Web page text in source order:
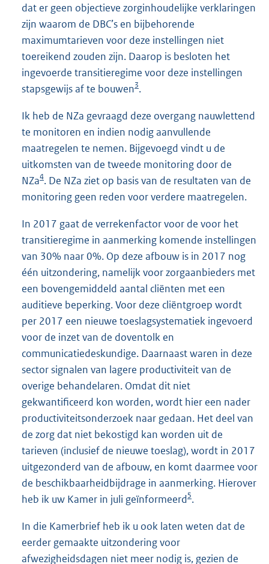
dat er geen objectieve zorginhoudelijke verklaringen
zijn waarom de DBC’s en bijbehorende
maximumtarieven voor deze instellingen niet
toereikend zouden zijn. Daarop is besloten het
ingevoerde transitieregime voor deze instellingen
stapsgewijs af te bouwen3.
Ik heb de NZa gevraagd deze overgang nauwlettend
te monitoren en indien nodig aanvullende
maatregelen te nemen. Bijgevoegd vindt u de
uitkomsten van de tweede monitoring door de
NZa4. De NZa ziet op basis van de resultaten van de
monitoring geen reden voor verdere maatregelen.
In 2017 gaat de verrekenfactor voor de voor het
transitieregime in aanmerking komende instellingen
van 30% naar 0%. Op deze afbouw is in 2017 nog
één uitzondering, namelijk voor zorgaanbieders met
een bovengemiddeld aantal cliënten met een
auditieve beperking. Voor deze cliëntgroep wordt
per 2017 een nieuwe toeslagsystematiek ingevoerd
voor de inzet van de doventolk en
communicatiedeskundige. Daarnaast waren in deze
sector signalen van lagere productiviteit van de
overige behandelaren. Omdat dit niet
gekwantificeerd kon worden, wordt hier een nader
productiviteitsonderzoek naar gedaan. Het deel van
de zorg dat niet bekostigd kan worden uit de
tarieven (inclusief de nieuwe toeslag), wordt in 2017
uitgezonderd van de afbouw, en komt daarmee voor
de beschikbaarheidbijdrage in aanmerking. Hierover
heb ik uw Kamer in juli geïnformeerd5.
In die Kamerbrief heb ik u ook laten weten dat de
eerder gemaakte uitzondering voor
afwezigheidsdagen niet meer nodig is, gezien de